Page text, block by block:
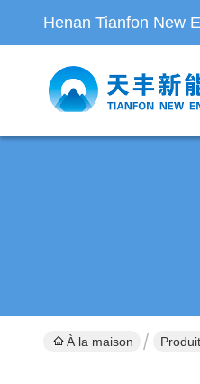
Henan Tianfon New
À la maison